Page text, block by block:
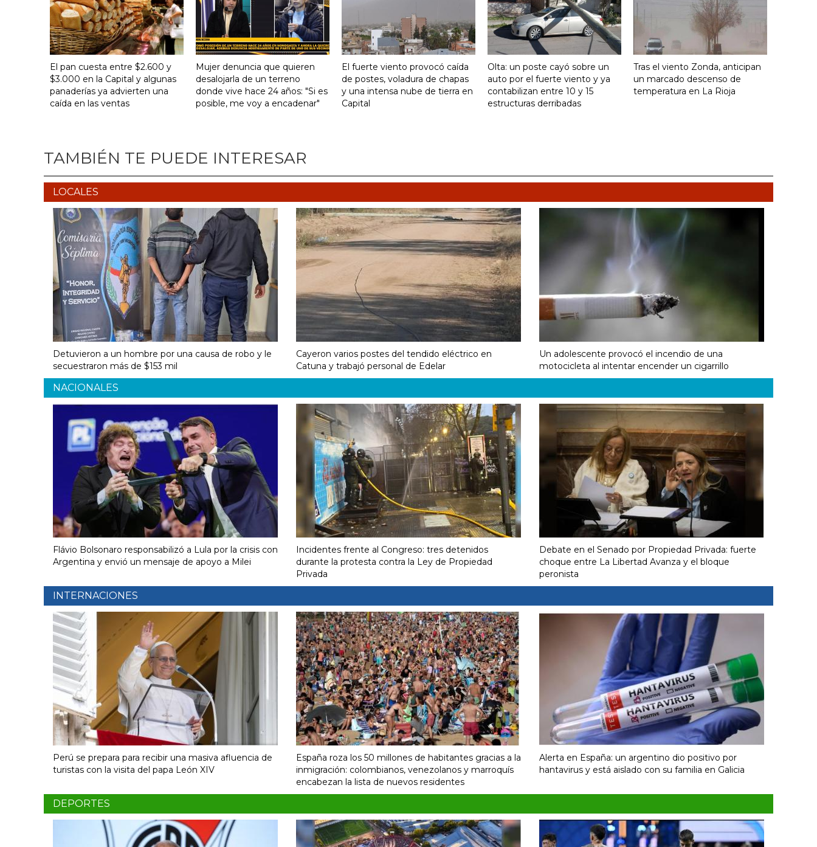
El pan cuesta entre $2.600 y
$3.000 en la Capital y algunas
panaderías ya advierten una
caída en las ventas
Mujer denuncia que quieren
desalojarla de un terreno
donde vive hace 24 años: "Si es
posible, me voy a encadenar"
El fuerte viento provocó caída
de postes, voladura de chapas
y una intensa nube de tierra en
Capital
Olta: un poste cayó sobre un
auto por el fuerte viento y ya
contabilizan entre 10 y 15
estructuras derribadas
Tras el viento Zonda, anticipan
un marcado descenso de
temperatura en La Rioja
TAMBIÉN TE PUEDE INTERESAR
LOCALES
Detuvieron a un hombre por una causa de robo y le
secuestraron más de $153 mil
Cayeron varios postes del tendido eléctrico en
Catuna y trabajó personal de Edelar
Un adolescente provocó el incendio de una
motocicleta al intentar encender un cigarrillo
NACIONALES
Flávio Bolsonaro responsabilizó a Lula por la crisis con
Argentina y envió un mensaje de apoyo a Milei
Incidentes frente al Congreso: tres detenidos
durante la protesta contra la Ley de Propiedad
Privada
Debate en el Senado por Propiedad Privada: fuerte
choque entre La Libertad Avanza y el bloque
peronista
INTERNACIONES
Perú se prepara para recibir una masiva afluencia de
turistas con la visita del papa León XIV
España roza los 50 millones de habitantes gracias a la
inmigración: colombianos, venezolanos y marroquís
encabezan la lista de nuevos residentes
Alerta en España: un argentino dio positivo por
hantavirus y está aislado con su familia en Galicia
DEPORTES